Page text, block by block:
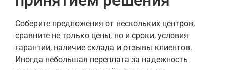
Соберите предложения от нескольких центров,
сравните не только цены, но и сроки, условия
гарантии, наличие склада и отзывы клиентов.
Иногда небольшая переплата за надежность